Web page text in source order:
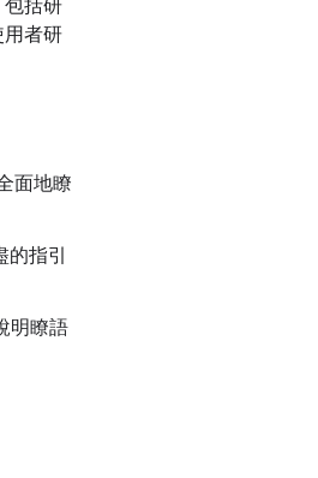
包括研
用者研
面地瞭
的指引
明瞭語